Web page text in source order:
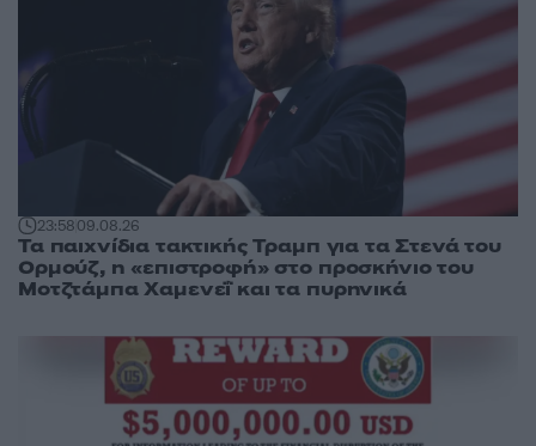
23:5809.08.26
Τα παιχνίδια τακτικής Τραμπ για τα Στενά του
Ορμούζ, η «επιστροφή» στο προσκήνιο του
Μοτζτάμπα Χαμενεΐ και τα πυρηνικά